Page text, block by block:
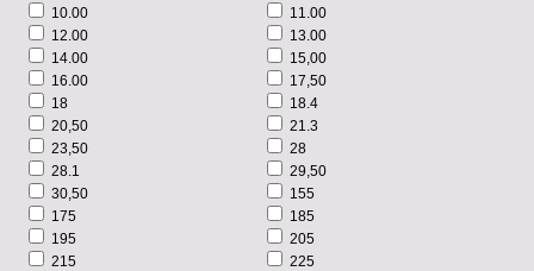
10.00
11.00
12.00
13.00
14.00
15,00
16.00
17,50
18
18.4
20,50
21.3
23,50
28
28.1
29,50
30,50
155
175
185
195
205
215
225